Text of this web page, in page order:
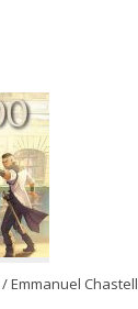
Emmanuel